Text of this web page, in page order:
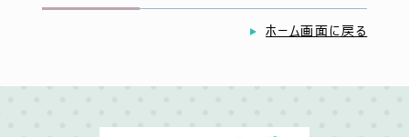
ホーム画面に戻る